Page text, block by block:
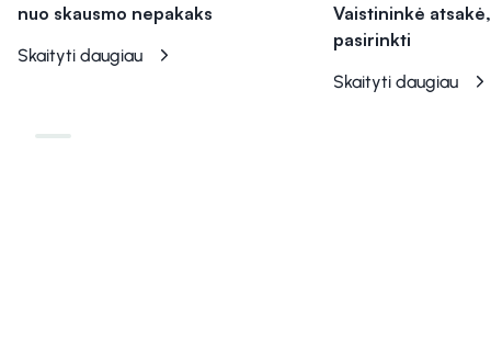
nuo skausmo nepakaks
Skaityti daugiau
Vaistininkė
pasirinkti
Skaityti daugiau